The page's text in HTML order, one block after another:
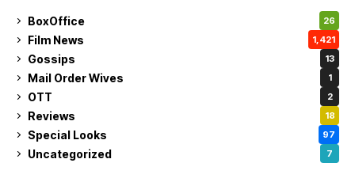
BoxOffice 26
Film News 1,421
Gossips 13
Mail Order Wives 1
OTT 2
Reviews 18
Special Looks 97
Uncategorized 7